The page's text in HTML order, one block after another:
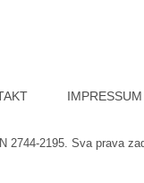
IMPRESSUM
2744-2195. Sva prava